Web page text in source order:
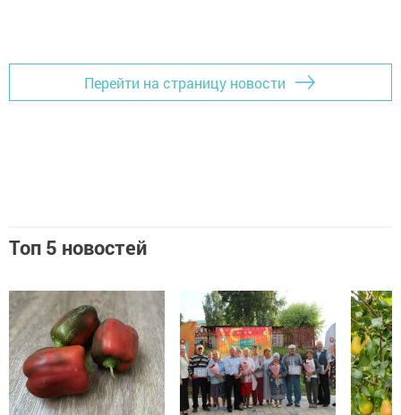
Перейти на страницу новости
Топ 5 новостей